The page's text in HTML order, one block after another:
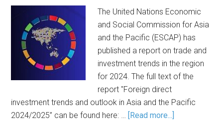
The United Nations Economic
and Social Commission for Asia
and the Pacific (ESCAP) has
published a report on trade and
investment trends in the region
for 2024. The full text of the
report "Foreign direct
investment trends and outlook in Asia and the Pacific
2024/2025” can be found here: … [Read more...]